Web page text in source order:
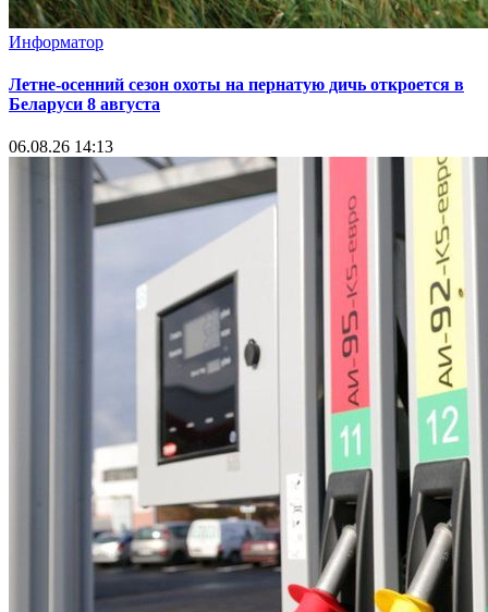
Информатор
Летне-осенний сезон охоты на пернатую дичь откроется в
Беларуси 8 августа
06.08.26 14:13